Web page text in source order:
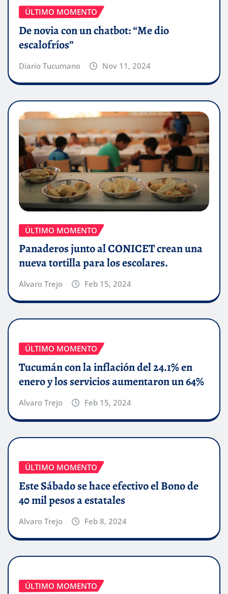
ÚLTIMO MOMENTO
De novia con un chatbot: “Me dio
escalofríos”
Diario Tucumano Nov 11, 2024
ÚLTIMO MOMENTO
Panaderos junto al CONICET crean una
nueva tortilla para los escolares.
Alvaro Trejo Feb 15, 2024
ÚLTIMO MOMENTO
Tucumán con la inflación del 24.1% en
enero y los servicios aumentaron un 64%
Alvaro Trejo Feb 15, 2024
ÚLTIMO MOMENTO
Este Sábado se hace efectivo el Bono de
40 mil pesos a estatales
Alvaro Trejo Feb 8, 2024
ÚLTIMO MOMENTO